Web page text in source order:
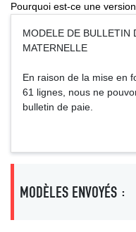
Pourquoi est-ce une
MODELE DE BULLETIN
MATERNELLE
En raison de la mise en
61 lignes, nous ne
bulletin de paie.
MODÈLES ENVOYÉS :